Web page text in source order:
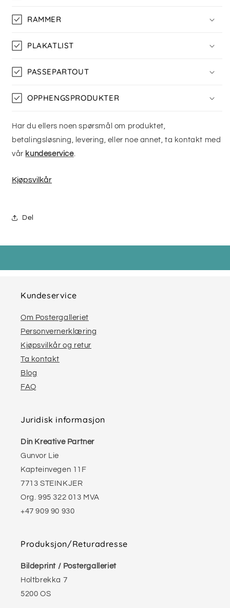
RAMMER
PLAKATLIST
PASSEPARTOUT
OPPHENGSPRODUKTER
Har du ellers noen spørsmål om produktet,
betalingsløsning, levering, eller noe annet, ta kontakt med
vår kundeservice.
Kjøpsvilkår
Del
Kundeservice
Om Postergalleriet
Personvernerklæring
Kjøpsvilkår og retur
Ta kontakt
Blog
FAQ
Juridisk informasjon
Din Kreative Partner
Gunvor Lie
Kapteinvegen 11F
7713 STEINKJER
Org. 995 322 013 MVA
+47 909 90 930
Produksjon/Returadresse
Bildeprint / Postergalleriet
Holtbrekka 7
5200 OS